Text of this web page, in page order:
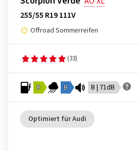
255/55 R19 111V
Offroad Sommerreifen
(33)
B B B | 71dB
Optimiert für Audi